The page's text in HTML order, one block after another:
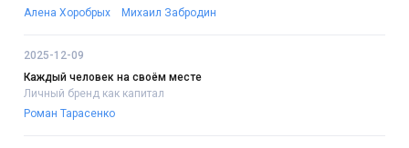
Алена Хоробрых
Михаил Забродин
2025-12-09
Каждый человек на своём месте
Личный бренд как капитал
Роман Тарасенко